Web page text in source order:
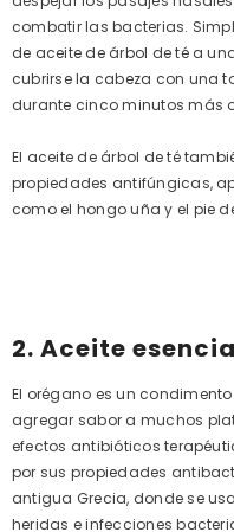
combatir las bacterias.
de aceite de árbol de té a
cubrirse la cabeza con una
durante cinco minutos más
El aceite de árbol de té
propiedades antifúngicas,
como el hongo uña y el pie
2. Aceite
El orégano es un
agregar sabor a muchos
efectos antibióticos
por sus propiedades
antigua Grecia, donde se
heridas e infecciones